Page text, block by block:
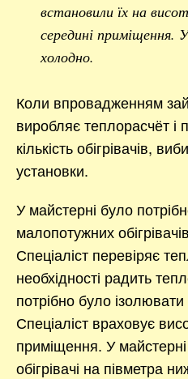
встановили їх на
середині приміщення.
холодно.
Коли впровадженням
виробляє теплорасчёт і
кількість обігрівачів,
установки.
У майстерні було
малопотужних
Спеціаліст перевіряє
необхідності радить
потрібно було ізолювати
Спеціаліст враховує
приміщення. У
обігрівачі на півметра